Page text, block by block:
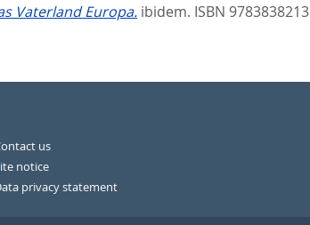
Vaterland Europa. ibidem. ISBN
us
notice
privacy statement